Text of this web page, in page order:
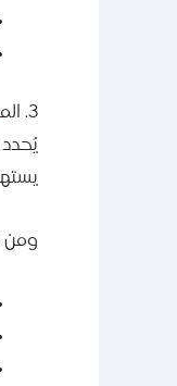
3. المفهوم والهوية التنافسية
ومن